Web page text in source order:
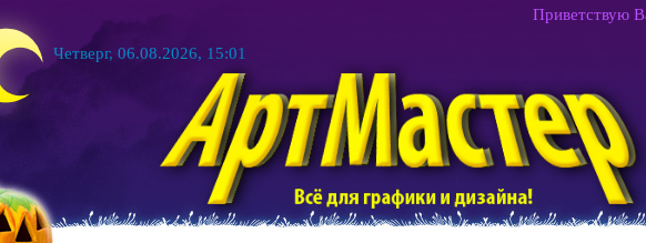
Четверг, 06.08.2026, 15:01
Приветствую